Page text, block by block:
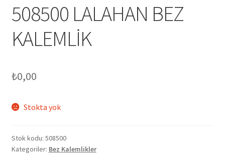
508500 LALAHAN BEZ
KALEMLİK
₺0,00
Stokta yok
Stok kodu: 508500
Kategoriler: Bez Kalemlikler